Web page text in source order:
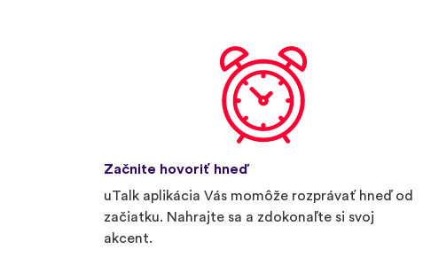
Začnite hovoriť hneď
uTalk aplikácia Vás momôže rozprávať hneď od
začiatku. Nahrajte sa a zdokonaľte si svoj
akcent.